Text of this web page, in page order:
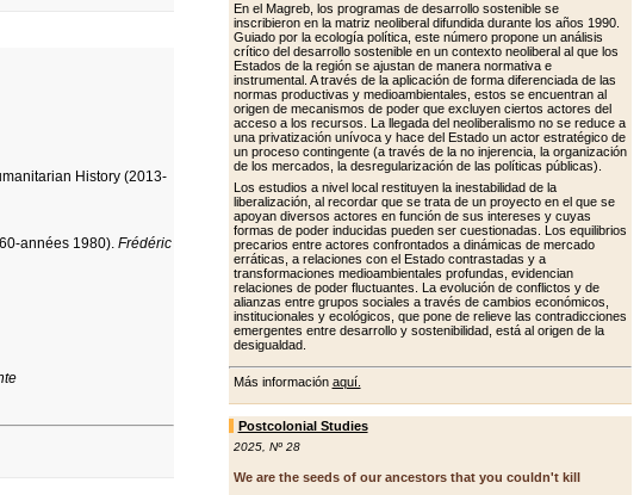
En el Magreb, los programas de desarrollo sostenible se
inscribieron en la matriz neoliberal difundida durante los años 1990.
Guiado por la ecología política, este número propone un análisis
crítico del desarrollo sostenible en un contexto neoliberal al que los
Estados de la región se ajustan de manera normativa e
instrumental. A través de la aplicación de forma diferenciada de las
normas productivas y medioambientales, estos se encuentran al
origen de mecanismos de poder que excluyen ciertos actores del
acceso a los recursos. La llegada del neoliberalismo no se reduce a
una privatización unívoca y hace del Estado un actor estratégico de
un proceso contingente (a través de la no injerencia, la organización
de los mercados, la desregularización de las políticas públicas).
Los estudios a nivel local restituyen la inestabilidad de la
liberalización, al recordar que se trata de un proyecto en el que se
apoyan diversos actores en función de sus intereses y cuyas
formas de poder inducidas pueden ser cuestionadas. Los equilibrios
precarios entre actores confrontados a dinámicas de mercado
erráticas, a relaciones con el Estado contrastadas y a
transformaciones medioambientales profundas, evidencian
relaciones de poder fluctuantes. La evolución de conflictos y de
alianzas entre grupos sociales a través de cambios económicos,
institucionales y ecológicos, que pone de relieve las contradicciones
emergentes entre desarrollo y sostenibilidad, está al origen de la
desigualdad.
Más información aquí.
Postcolonial Studies
2025, Nº 28
We are the seeds of our ancestors that you couldn't kill
History (2013-
années 1980).Frédéric